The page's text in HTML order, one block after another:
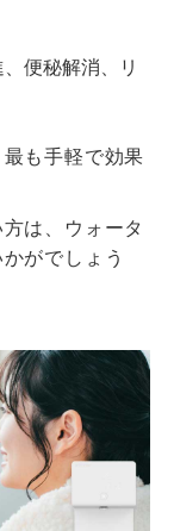
便秘解消、リ
も手軽で効果
は、ウォータ
がでしょう